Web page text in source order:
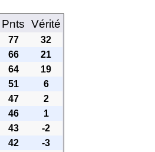
Pnts Vérité
77
32
66
21
64
19
51
6
47
2
46
1
43
-2
42
-3